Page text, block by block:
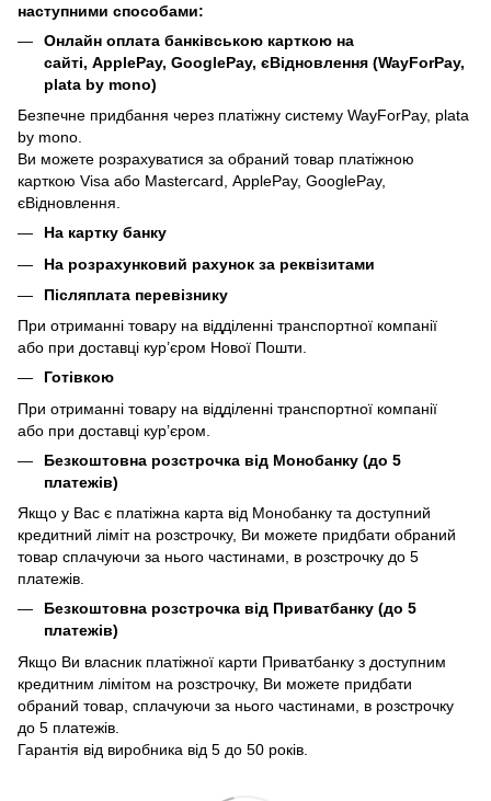
наступними способами:
Онлайн оплата банківською карткою на
сайті, ApplePay, GooglePay, єВідновлення (WayForPay,
plata by mono)
Безпечне придбання через платіжну систему WayForPay, plata
by mono.
Ви можете розрахуватися за обраний товар платіжною
карткою Visa або Mastercard, ApplePay, GooglePay,
єВідновлення.
На картку банку
На розрахунковий рахунок за реквізитами
Післяплата перевізнику
При отриманні товару на відділенні транспортної компанії
або при доставці кур’єром Нової Пошти.
Готівкою
При отриманні товару на відділенні транспортної компанії
або при доставці кур’єром.
Безкоштовна розстрочка від Монобанку (до 5
платежів)
Якщо у Вас є платіжна карта від Монобанку та доступний
кредитний ліміт на розстрочку, Ви можете придбати обраний
товар сплачуючи за нього частинами, в розстрочку до 5
платежів.
Безкоштовна розстрочка від Приватбанку (до 5
платежів)
Якщо Ви власник платіжної карти Приватбанку з доступним
кредитним лімітом на розстрочку, Ви можете придбати
обраний товар, сплачуючи за нього частинами, в розстрочку
до 5 платежів.
Гарантія від виробника від 5 до 50 років.